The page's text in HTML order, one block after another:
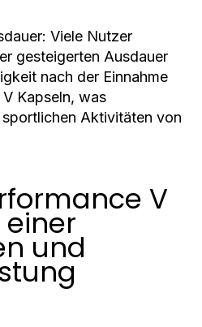
Viele Nutzer
gesteigerten Ausdauer
nach der Einnahme
Kapseln, was
Aktivitäten von
V
einer
und